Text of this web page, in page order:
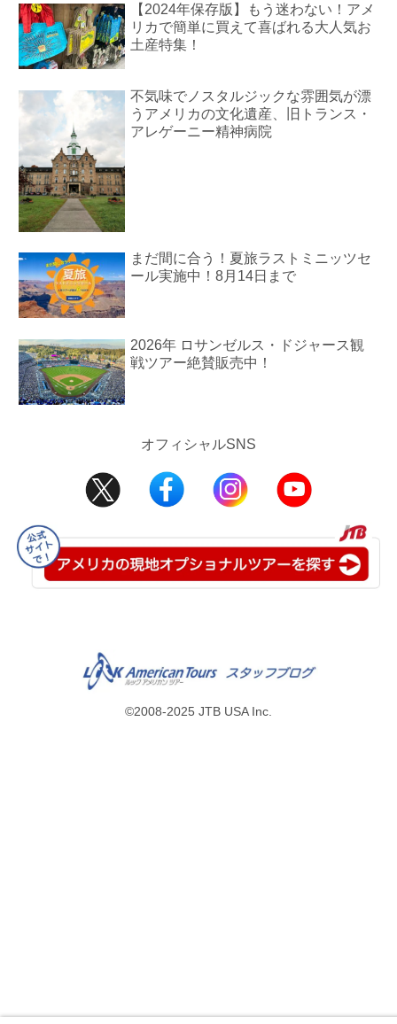
【2024年保存版】もう迷わない！アメ
リカで簡単に買えて喜ばれる大人気お
土産特集！
不気味でノスタルジックな雰囲気が漂
うアメリカの文化遺産、旧トランス・
アレゲーニー精神病院
まだ間に合う！夏旅ラストミニッツセ
ール実施中！8月14日まで
2026年 ロサンゼルス・ドジャース観
戦ツアー絶賛販売中！
オフィシャルSNS
©2008-2025 JTB USA Inc.